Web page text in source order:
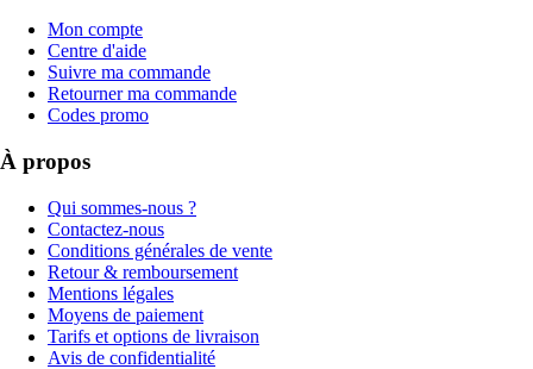
Mon compte
Centre d'aide
Suivre ma commande
Retourner ma commande
Codes promo
À propos
Qui sommes-nous ?
Contactez-nous
Conditions générales de vente
Retour & remboursement
Mentions légales
Moyens de paiement
Tarifs et options de livraison
Avis de confidentialité